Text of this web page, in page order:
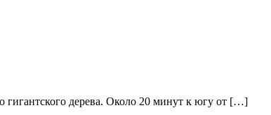
гигантского дерева. Около 20 минут к югу от […]